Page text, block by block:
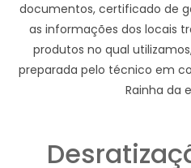
documentos, certificado de
as informações dos locais
produtos no qual
preparada pelo técnico em
Rainha da